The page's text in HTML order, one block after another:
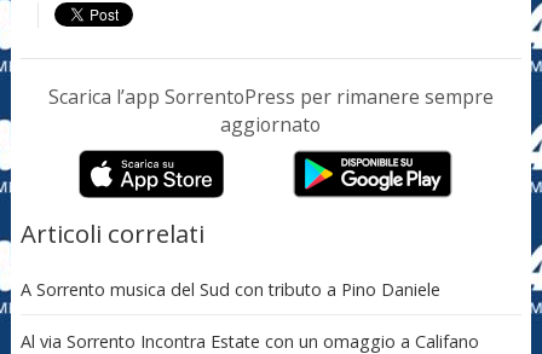
Scarica l’app SorrentoPress per rimanere sempre
aggiornato
Articoli correlati
A Sorrento musica del Sud con tributo a Pino Daniele
Al via Sorrento Incontra Estate con un omaggio a Califano